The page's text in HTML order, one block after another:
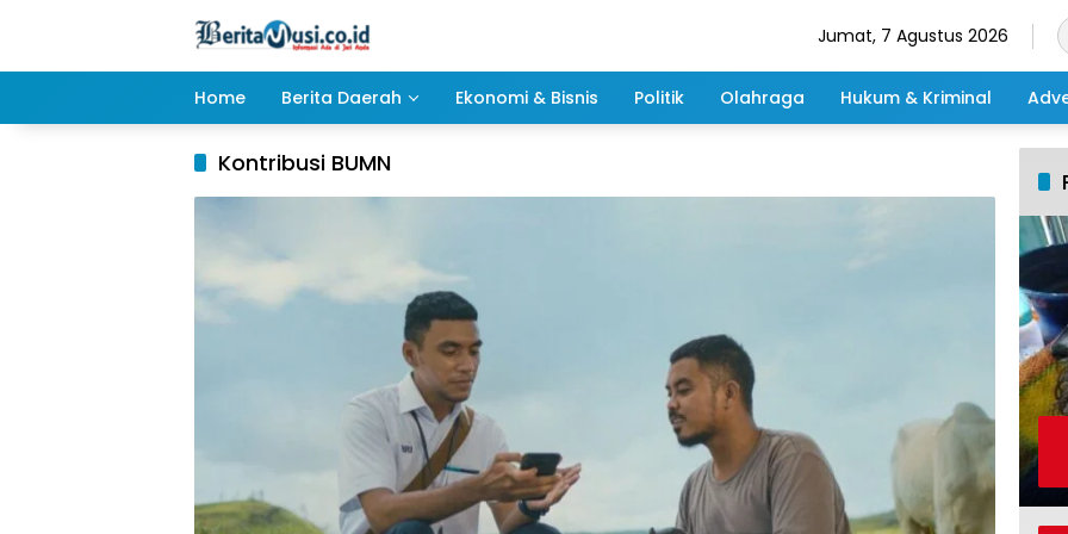
Jumat, 7 Agustus 2026
Home Berita Daerah Ekonomi & Bisnis Politik Olahraga Hukum & Kriminal
Kontribusi BUMN